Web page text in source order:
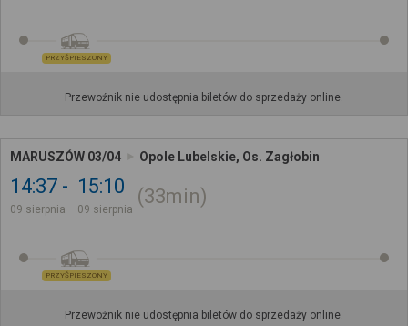
PRZYŚPIESZONY
Przewoźnik nie udostępnia biletów do sprzedaży online.
MARUSZÓW 03/04 Opole Lubelskie, Os. Zagłobin
14:37
09 sierpnia
15:10
09 sierpnia
33min
PRZYŚPIESZONY
Przewoźnik nie udostępnia biletów do sprzedaży online.